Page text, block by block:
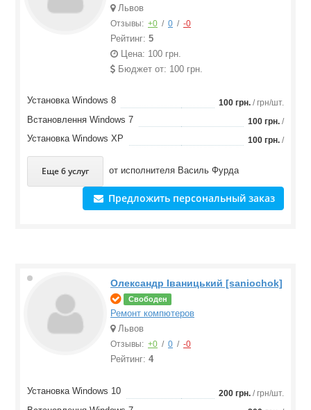
Львов
Отзывы: +0 / 0 / -0
Рейтинг: 5
Цена: 100 грн.
Бюджет от: 100 грн.
Установка Windows 8 100 грн. / грн/шт.
Встановлення Windows 7 100 грн. /
Установка Windows XP 100 грн. /
Еще 6 услуг от исполнителя Василь Фурда
Предложить персональный заказ
Олександр Іваницький [saniochok]
Свободен
Ремонт компютеров
Львов
Отзывы: +0 / 0 / -0
Рейтинг: 4
Установка Windows 10 200 грн. / грн/шт.